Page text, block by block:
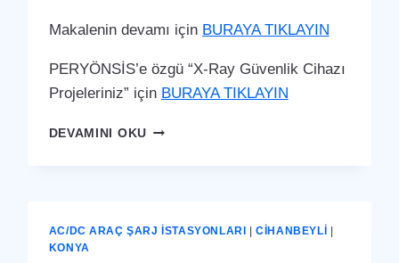
Makalenin devamı için BURAYA TIKLAYIN
PERYÖNSİS’e özgü “X-Ray Güvenlik Cihazı
Projeleriniz” için BURAYA TIKLAYIN
DEVAMINI OKUCIHANBEYLI
AC/DC ARAÇ ŞARJ İSTASYONLARI |CIHANBEYLI
KONYA